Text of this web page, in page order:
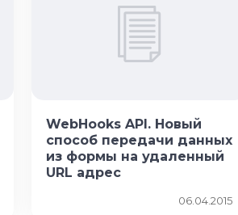
WebHooks API. Новый
способ передачи данных
из формы на удаленный
URL адрес
06.04.2015